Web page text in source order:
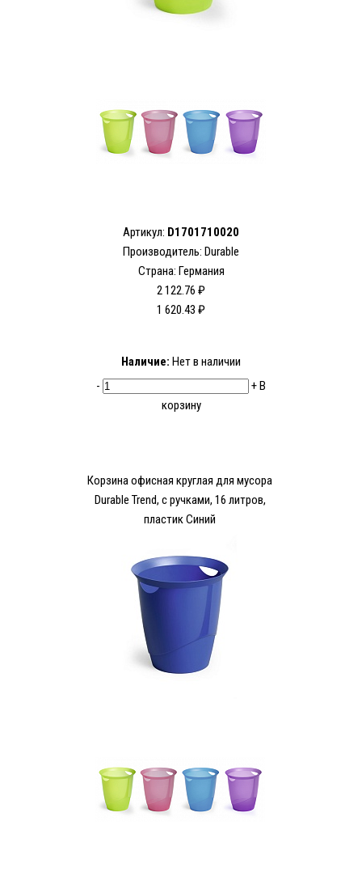
Артикул: D1701710020
Производитель: Durable
Страна: Германия
2 122.76 ₽
1 620.43 ₽
Наличие: Нет в наличии
-
+В
корзину
Корзина офисная круглая для мусора
Durable Trend, с ручками, 16 литров,
пластик Синий